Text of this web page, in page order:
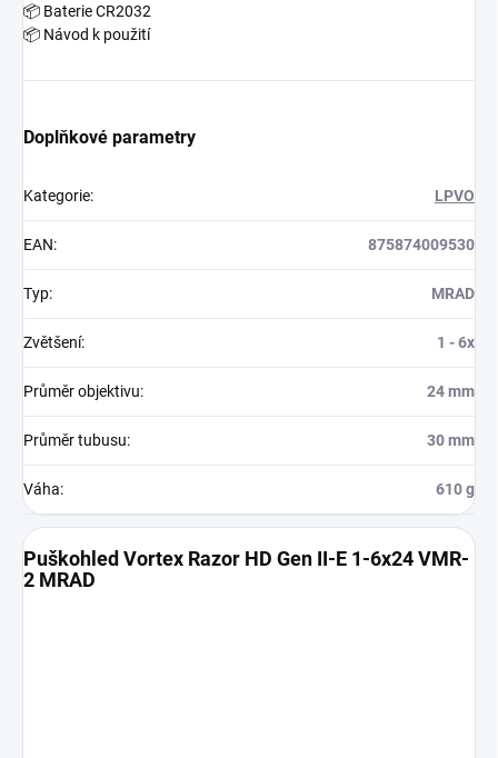
📦 Baterie CR2032
📦 Návod k použití
Doplňkové parametry
Kategorie: LPVO
EAN: 875874009530
Typ: MRAD
Zvětšení: 1 - 6x
Průměr objektivu: 24 mm
Průměr tubusu: 30 mm
Váha: 610 g
Puškohled Vortex Razor HD Gen II-E 1-6x24 VMR-
2 MRAD